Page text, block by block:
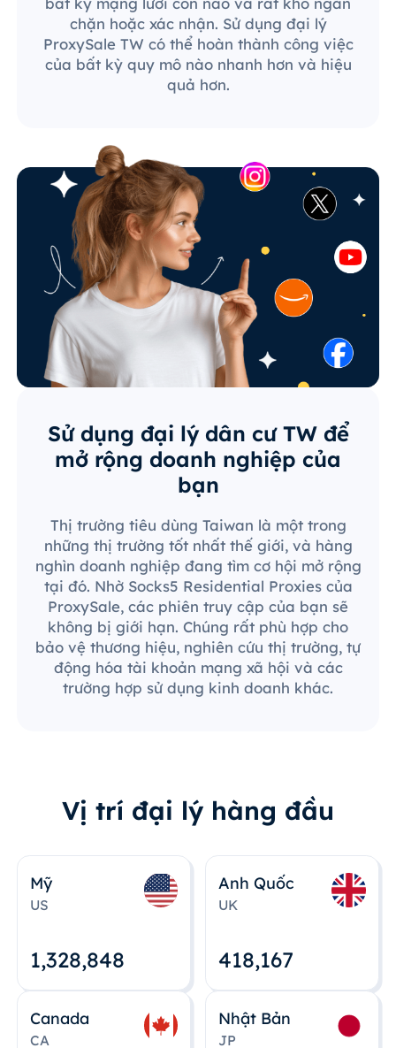
chặn hoặc xác nhận. Sử dụng đại lý
ProxySale TW có thể hoàn thành công việc
của bất kỳ quy mô nào nhanh hơn và hiệu
quả hơn.
Sử dụng đại lý dân cư TW để
mở rộng doanh nghiệp của
bạn
Thị trường tiêu dùng Taiwan là một trong
những thị trường tốt nhất thế giới, và hàng
nghìn doanh nghiệp đang tìm cơ hội mở rộng
tại đó. Nhờ Socks5 Residential Proxies của
ProxySale, các phiên truy cập của bạn sẽ
không bị giới hạn. Chúng rất phù hợp cho
bảo vệ thương hiệu, nghiên cứu thị trường, tự
động hóa tài khoản mạng xã hội và các
trường hợp sử dụng kinh doanh khác.
Vị trí đại lý hàng đầu
Mỹ
US
1,328,848
Anh Quốc
UK
418,167
Canada
CA
Nhật Bản
JP